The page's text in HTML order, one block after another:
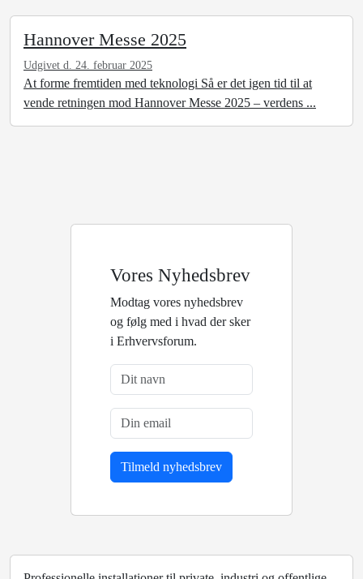
Hannover Messe 2025
Udgivet d. 24. februar 2025
At forme fremtiden med teknologi Så er det igen tid til at
vende retningen mod Hannover Messe 2025 – verdens ...
Vores Nyhedsbrev
Modtag vores nyhedsbrev
og følg med i hvad der sker
i Erhvervsforum.